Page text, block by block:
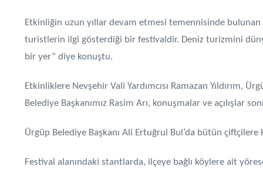
Etkinliğin uzun yıllar devam etmesi temennisinde
turistlerin ilgi gösterdiği bir festivaldir. Deniz turizmini
bir yer” diye konuştu.
Etkinliklere Nevşehir Vali Yardımcısı Ramazan Yıldırım,
Belediye Başkanımız Rasim Arı, konuşmalar ve
Ürgüp Belediye Başkanı Ali Ertuğrul Bul’da bütün çiftçilere
Festival alanındaki stantlarda, ilçeye bağlı köylere ait